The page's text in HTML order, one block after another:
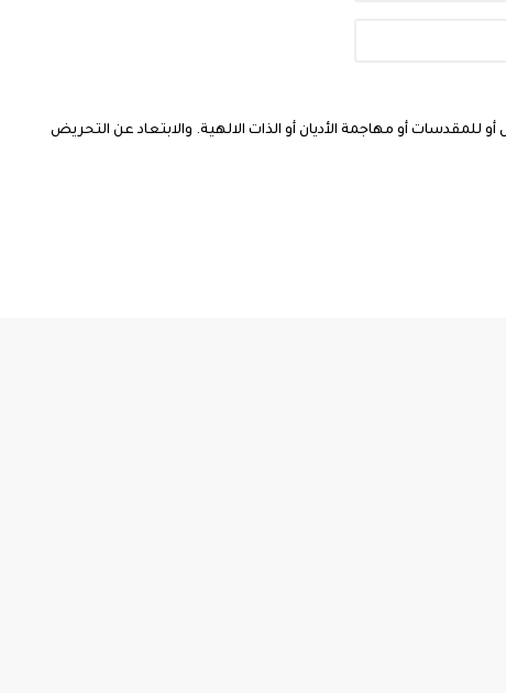
للمقدسات أو مهاجمة الأديان أو الذات الالهية. والابتعاد عن التحريض